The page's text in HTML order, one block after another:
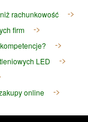
rachunkowość
firm
LED
online